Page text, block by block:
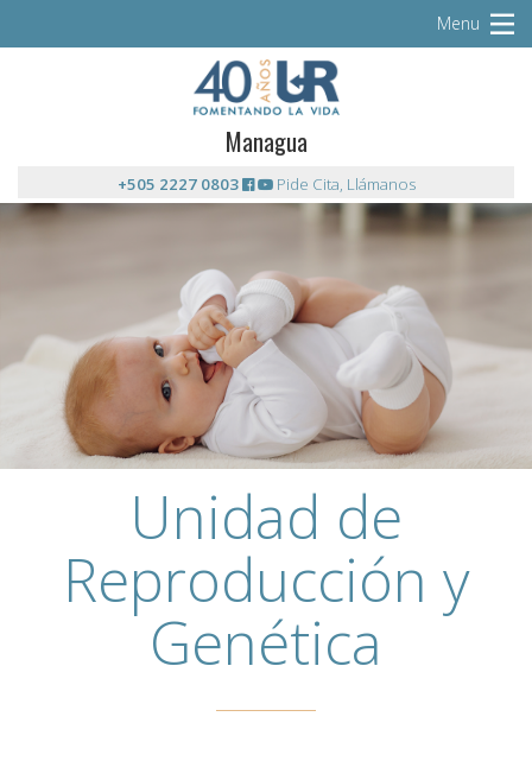
Managua
+505 2227 0803 Pide Cita, Llámanos
Menu
Unidad de
Reproducción y
Genética